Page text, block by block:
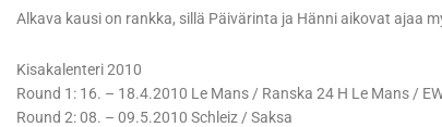
Alkava kausi on rankka, sillä Päivärinta ja Hänni aikovat ajaa
Kisakalenteri 2010
Round 1: 16. – 18.4.2010 Le Mans / Ranska 24 H Le Mans /
Round 2: 08. – 09.5.2010 Schleiz / Saksa